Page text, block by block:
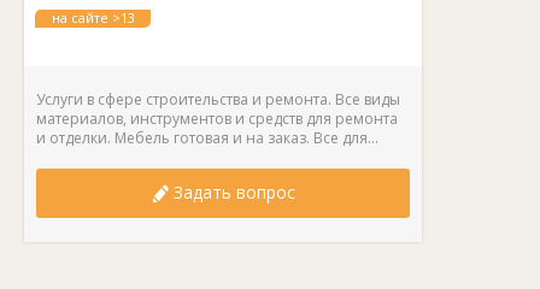
на сайте >13
Услуги в сфере строительства и ремонта. Все виды
материалов, инструментов и средств для ремонта
и отделки. Мебель готовая и на заказ. Все для...
Задать вопрос